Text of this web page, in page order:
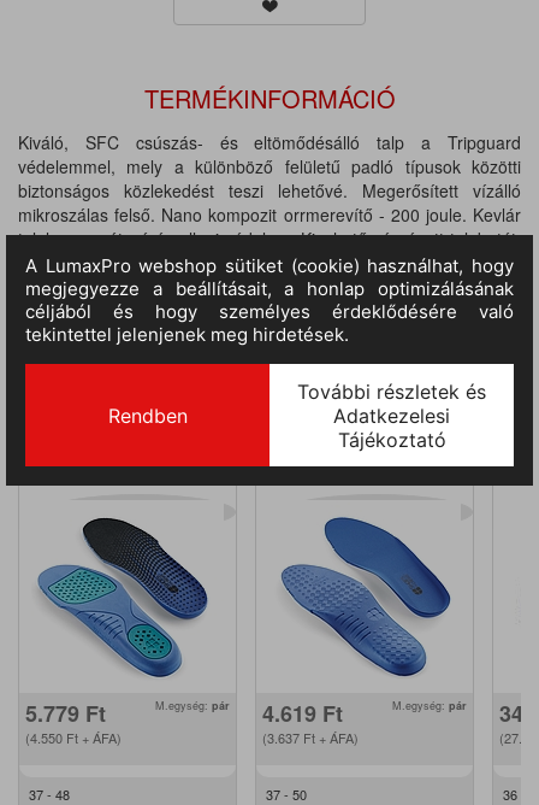
TERMÉKINFORMÁCIÓ
Kiváló, SFC csúszás- és eltömődésálló talp a Tripguard
védelemmel, mely a különböző felületű padló típusok közötti
biztonságos közlekedést teszi lehetővé. Megerősített vízálló
mikroszálas felső. Nano kompozit orrmerevítő - 200 joule. Kevlár
talplemez - átszúrás elleni védelem. Kivehető párnázott talpbetét.
A legtöbb lábformára illeszkedik. EN ISO 20345: 2011 (S3)
KAPCSOLÓDÓ, KIEGÉSZÍTŐ TERMÉKEK
talpbetét, SFC
N2114-37
5.779 Ft
(4.550 Ft + ÁFA)
M.egység: pár
37 - 48
Shoes for Crews Unisex
talpbetét, SFC
COMFORT INSOLE
N3411-37
4.619 Ft
(3.637 Ft + ÁFA)
M.egység: pár
37 - 50 36 -